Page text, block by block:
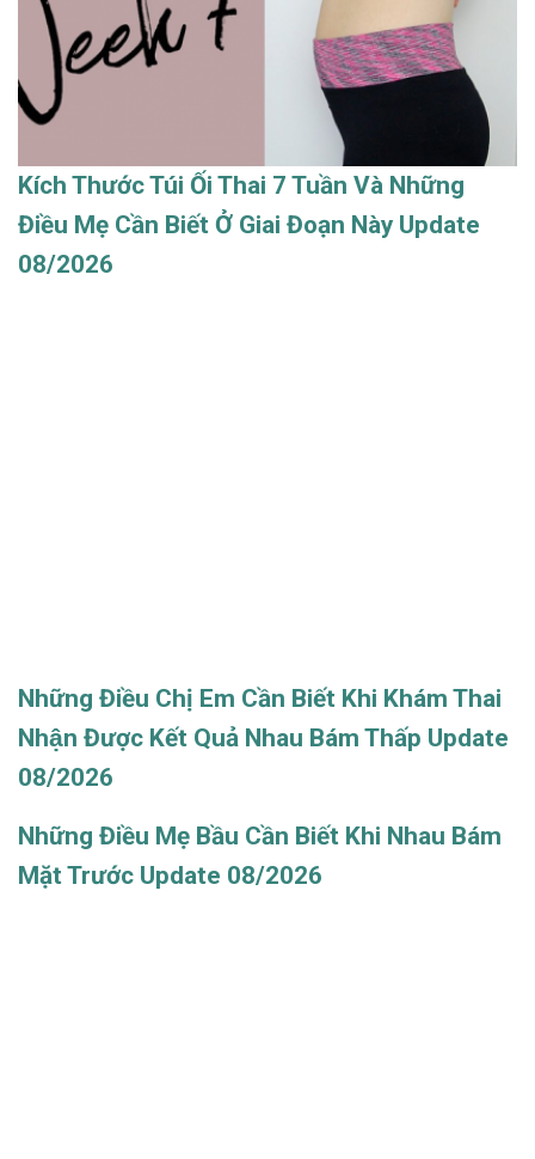
Kích Thước Túi Ối Thai 7 Tuần Và Những
Điều Mẹ Cần Biết Ở Giai Đoạn Này Update
08/2026
Những Điều Chị Em Cần Biết Khi Khám Thai
Nhận Được Kết Quả Nhau Bám Thấp Update
08/2026
Những Điều Mẹ Bầu Cần Biết Khi Nhau Bám
Mặt Trước Update 08/2026